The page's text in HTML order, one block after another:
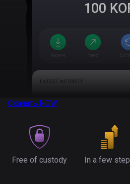
100
Скачать NOW
Free of custody In a few